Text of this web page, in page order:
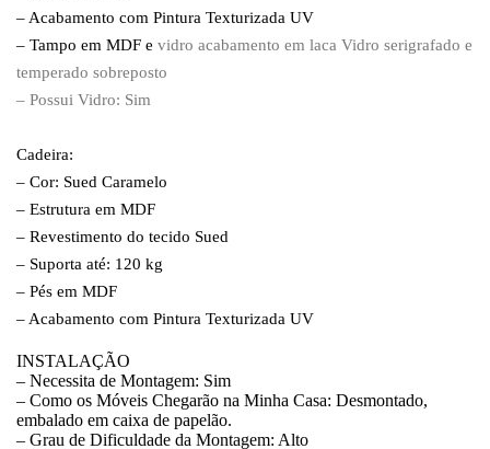
– Acabamento com Pintura Texturizada UV
– Tampo em MDF e vidro acabamento em laca Vidro serigrafado e
temperado sobreposto
– Possui Vidro: Sim
Cadeira:
– Cor: Sued Caramelo
– Estrutura em MDF
– Revestimento do tecido Sued
– Suporta até: 120 kg
– Pés em MDF
– Acabamento com Pintura Texturizada UV
INSTALAÇÃO
– Necessita de Montagem: Sim
– Como os Móveis Chegarão na Minha Casa: Desmontado,
embalado em caixa de papelão.
– Grau de Dificuldade da Montagem: Alto